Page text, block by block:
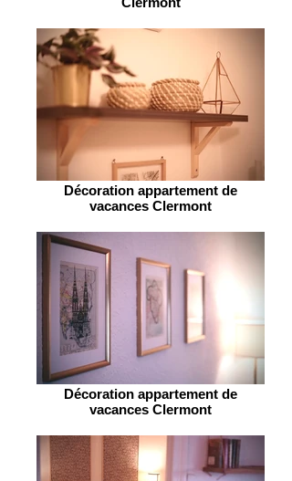
Décoration appartement de
vacances Clermont
Décoration appartement de
vacances Clermont